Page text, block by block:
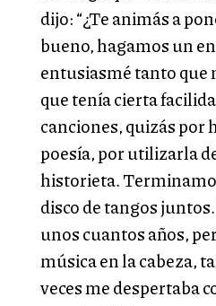
dijo: “¿Te animás a
bueno, hagamos un
entusiasmé tanto que
que tenía cierta
canciones, quizás por
poesía, por utilizarla
historieta.
disco de tangos
unos cuantos años,
música en la cabeza,
veces me despertaba